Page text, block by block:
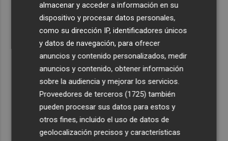
El talento murciano conquista Cimeria: Dagnino ilustra
'Aguas peligrosas' de Conan el Bárbaro
Recibe toda la actualidad de
Plaza Podcast en tu correo
Quiero suscribirme
almacenar y acceder a información en su
dispositivo y procesar datos personales,
como su dirección IP, identificadores únicos
y datos de navegación, para ofrecer
anuncios y contenido personalizados, medir
anuncios y contenido, obtener información
sobre la audiencia y mejorar los servicios.
Proveedores de terceros (1725) también
pueden procesar sus datos para estos y
otros fines, incluido el uso de datos de
geolocalización precisos y características